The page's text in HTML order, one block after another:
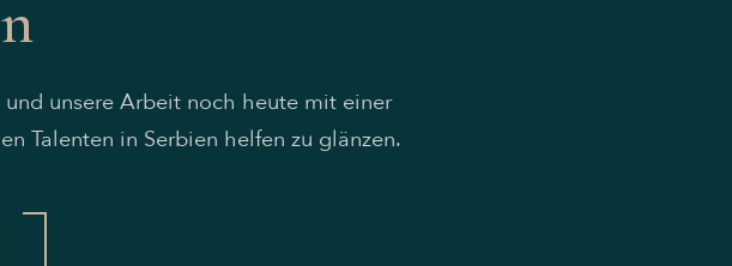
unsere Arbeit noch heute mit einer
Talenten in Serbien helfen zu glänzen.